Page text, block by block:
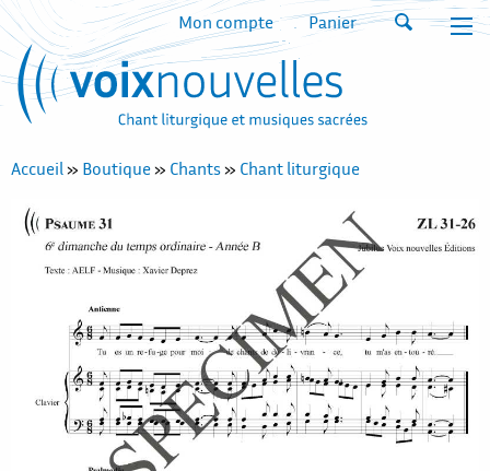
Mon compte Panier
Accueil» Boutique» Chants» Chant liturgique